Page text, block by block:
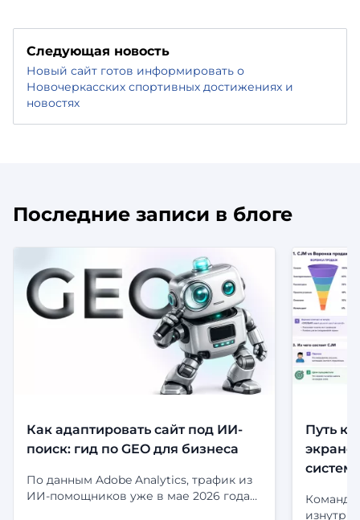
Следующая новость
Новый сайт готов информировать о
Новочеркасских спортивных достижениях и
новостях
Последние записи в блоге
Как адаптировать сайт под ИИ-
поиск: гид по GEO для бизнеса
По данным Adobe Analytics, трафик из
ИИ-помощников уже в мае 2026 года
Путь
Команда